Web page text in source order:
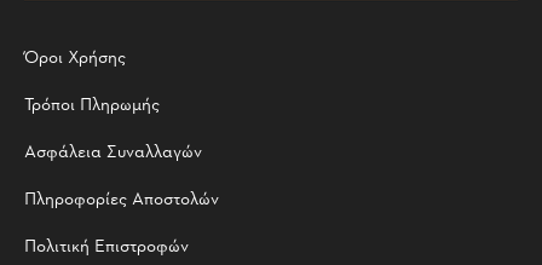
Όροι Χρήσης
Τρόποι Πληρωμής
Ασφάλεια Συναλλαγών
Πληροφορίες Αποστολών
Πολιτική Επιστροφών